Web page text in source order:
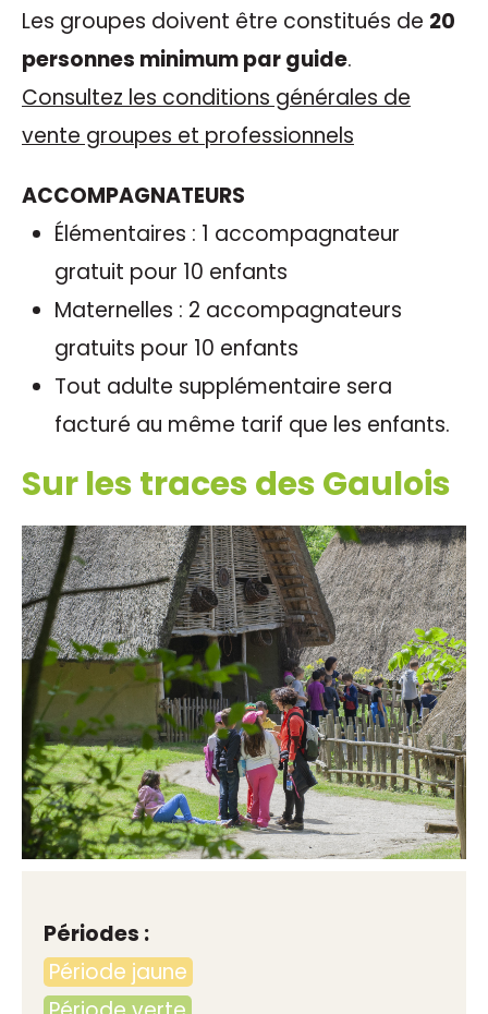
Les groupes doivent être constitués de 20
personnes minimum par guide.
Consultez les conditions générales de
vente groupes et professionnels
ACCOMPAGNATEURS
Élémentaires : 1 accompagnateur
gratuit pour 10 enfants
Maternelles : 2 accompagnateurs
gratuits pour 10 enfants
Tout adulte supplémentaire sera
facturé au même tarif que les enfants.
Sur les traces des Gaulois
Périodes :
Période jaune